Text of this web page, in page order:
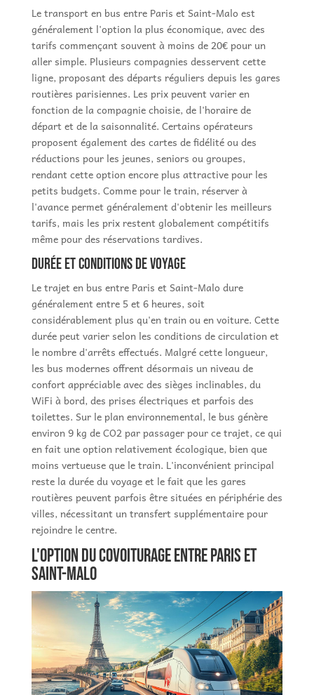
Le transport en bus entre Paris et Saint-Malo est
généralement l'option la plus économique, avec des
tarifs commençant souvent à moins de 20€ pour un
aller simple. Plusieurs compagnies desservent cette
ligne, proposant des départs réguliers depuis les gares
routières parisiennes. Les prix peuvent varier en
fonction de la compagnie choisie, de l'horaire de
départ et de la saisonnalité. Certains opérateurs
proposent également des cartes de fidélité ou des
réductions pour les jeunes, seniors ou groupes,
rendant cette option encore plus attractive pour les
petits budgets. Comme pour le train, réserver à
l'avance permet généralement d'obtenir les meilleurs
tarifs, mais les prix restent globalement compétitifs
même pour des réservations tardives.
Durée et conditions de voyage
Le trajet en bus entre Paris et Saint-Malo dure
généralement entre 5 et 6 heures, soit
considérablement plus qu'en train ou en voiture. Cette
durée peut varier selon les conditions de circulation et
le nombre d'arrêts effectués. Malgré cette longueur,
les bus modernes offrent désormais un niveau de
confort appréciable avec des sièges inclinables, du
WiFi à bord, des prises électriques et parfois des
toilettes. Sur le plan environnemental, le bus génère
environ 9 kg de CO2 par passager pour ce trajet, ce qui
en fait une option relativement écologique, bien que
moins vertueuse que le train. L'inconvénient principal
reste la durée du voyage et le fait que les gares
routières peuvent parfois être situées en périphérie des
villes, nécessitant un transfert supplémentaire pour
rejoindre le centre.
L'option du covoiturage entre Paris et
Saint-Malo